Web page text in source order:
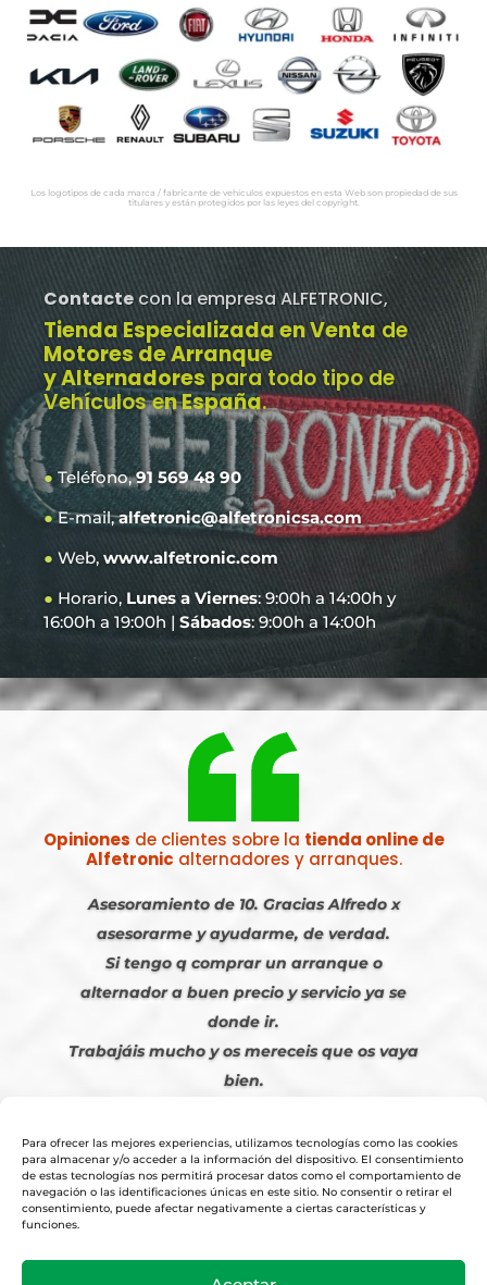
Para ofrecer las mejores experiencias, utilizamos tecnologías como las cookies
para almacenar y/o acceder a la información del dispositivo. El consentimiento
de estas tecnologías nos permitirá procesar datos como el comportamiento de
navegación o las identificaciones únicas en este sitio. No consentir o retirar el
consentimiento, puede afectar negativamente a ciertas características y
funciones.
Los logotipos de cada marca / fabricante de vehículos expuestos en esta Web son propiedad de sus
titulares y están protegidos por las leyes del copyright.
Contacte con la empresa ALFETRONIC,
Tienda Especializada en Venta de
Motores de Arranque
y Alternadores para todo tipo de
Vehículos en España.
●Teléfono,91 569 48 90
●E-mail,alfetronic@alfetronicsa.com
● Web, www.alfetronic.com
● Horario, Lunes a Viernes: 9:00h a 14:00h y
16:00h a 19:00h | Sábados: 9:00h a 14:00h
Opiniones de clientes sobre la tienda online de
Alfetronic alternadores y arranques.
Asesoramiento de 10. Gracias Alfredo x
asesorarme y ayudarme, de verdad.
Si tengo q comprar un arranque o
alternador a buen precio y servicio ya se
donde ir.
Trabajáis mucho y os mereceis que os vaya
bien.